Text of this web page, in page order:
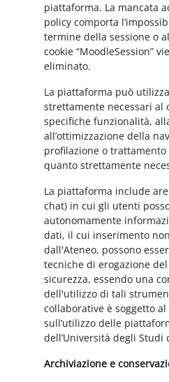
piattaforma. La mancata
policy comporta
termine della sessione o
cookie “MoodleSession”
eliminato.
La piattaforma può
strettamente necessari
specifiche funzionalità,
all’ottimizzazione della
profilazione o
quanto strettamente
La piattaforma include
chat) in cui gli utenti
autonomamente
dati, il cui inserimento
dall'Ateneo, possono
tecniche di erogazione
sicurezza, essendo una
dell'utilizzo di tali
collaborative è soggetto
sull’utilizzo delle
dell’Università degli Studi
Archiviazione e